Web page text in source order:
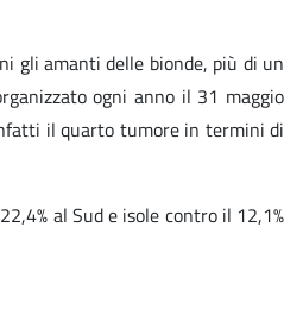
gli amanti delle bionde, più di un
ogni anno il 31 maggio
il quarto tumore in termini di
al Sud e isole contro il 12,1%